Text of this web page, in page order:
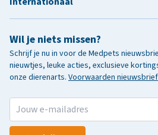
Wil je niets missen?
Schrijf je nu in voor de Medpets
nieuwtjes, leuke acties, exclusieve
onze dierenarts. Voorwaarden nieuwsbrief